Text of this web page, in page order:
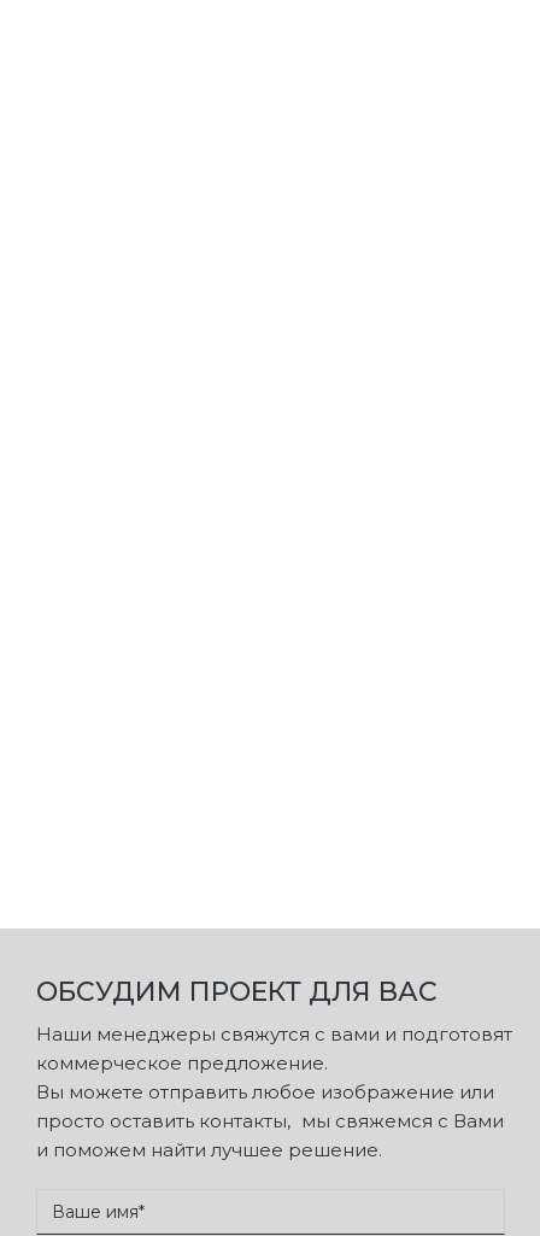
ОБСУДИМ ПРОЕКТ ДЛЯ ВАС
Наши менеджеры свяжутся с вами и подготовят
коммерческое предложение.
Вы можете отправить любое изображение или
просто оставить контакты, мы свяжемся с Вами
и поможем найти лучшее решение.